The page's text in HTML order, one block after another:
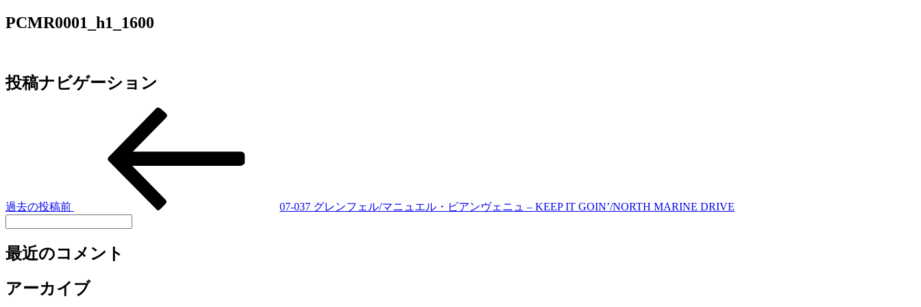
PCMR0001_h1_1600
投稿ナビゲーション
過去の投稿前 07-037 グレンフェル/マニュエル・ビアンヴェニュ – KEEP IT GOIN’/NORTH MARINE DRIVE
最近のコメント
アーカイブ